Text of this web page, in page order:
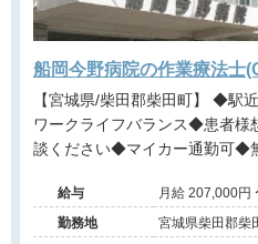
船岡今野病院の作業療法士
【宮城県/柴田郡柴田町】 ◆駅近アクセス良好◆残業少なめ◆
ワークライフバランス◆患者
談ください◆マイカー通勤可◆
給与
勤務地
宮城県柴田郡柴